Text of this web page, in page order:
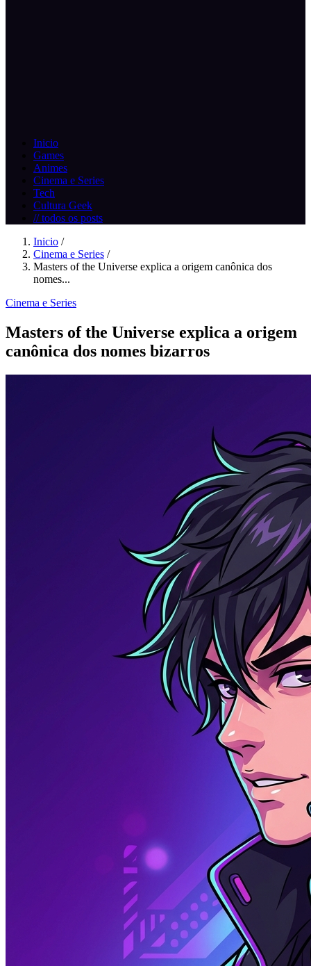
Inicio
Games
Animes
Cinema e Series
Tech
Cultura Geek
// todos os posts
Inicio /
Cinema e Series /
Masters of the Universe explica a origem canônica dos
nomes...
Cinema e Series
Masters of the Universe explica a origem
canônica dos nomes bizarros